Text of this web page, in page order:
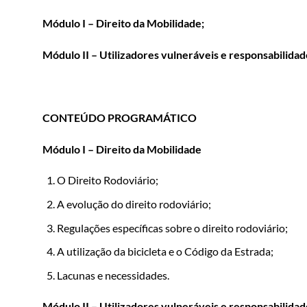
Módulo I – Direito da Mobilidade;
Módulo II – Utilizadores vulneráveis e
CONTEÚDO PROGRAMÁTICO
Módulo I – Direito da Mobilidade
O Direito Rodoviário;
A evolução do direito rodoviário;
Regulações específicas sobre o direito rodoviário;
A utilização da bicicleta e o Código da Estrada;
Lacunas e necessidades.